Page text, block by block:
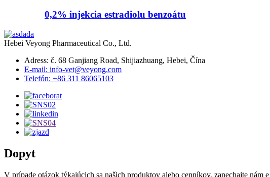
0,2% injekcia estradiolu benzoátu
Hebei Veyong Pharmaceutical Co., Ltd.
Adress: č. 68 Ganjiang Road, Shijiazhuang, Hebei, Čína
E-mail: info-vet@veyong.com
Telefón: +86 311 86065103
Dopyt
V prípade otázok týkajúcich sa našich produktov alebo cenníkov, zanechajte nám